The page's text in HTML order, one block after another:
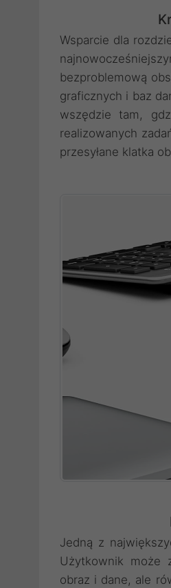
Wsparcie dla
bezproblemową
graficznych i baz
wszędzie tam,
realizowanych
przesyłane klatka
Jedną z
Użytkownik może
obraz i dane, ale